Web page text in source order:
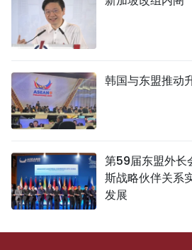
韩国与东盟推动
第59届东盟外长
斯战略伙伴关系
发展